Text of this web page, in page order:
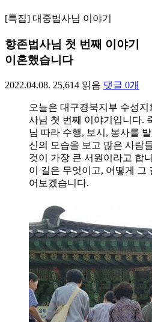
[특집] 대중법사님 이야기
향존법사님 첫 번째 이야기
이혼했습니다
2022.04.08. 25,614 읽음 댓글 0개
오늘은 대구경북지부 수성
사님 첫 번째 이야기입니다.
님 따라 수행, 보시, 봉사를
신의 모습을 보고 많은 사람
것이 가장 큰 서원이라고 합
이 길은 무엇이고, 어떻게 그
어보겠습니다.